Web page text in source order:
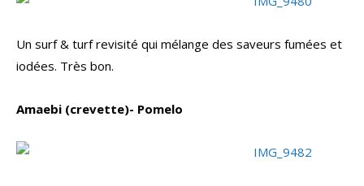
Un surf & turf revisité qui mélange des saveurs fumées et
iodées. Très bon.
Amaebi (crevette)- Pomelo